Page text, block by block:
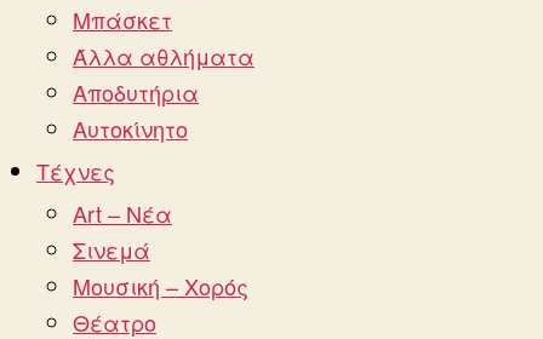
Μπάσκετ
Άλλα αθλήματα
Αποδυτήρια
Αυτοκίνητο
Τέχνες
Art – Νέα
Σινεμά
Μουσική – Χορός
Θέατρο